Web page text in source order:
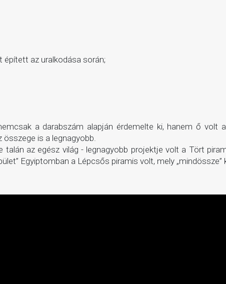
épített az uralkodása során;
a darabszám alapján érdemelte ki, hanem ő volt
is a legnagyobb.
az egész világ - legnagyobb projektje volt a Tört
Egyiptomban a Lépcsős piramis volt, mely